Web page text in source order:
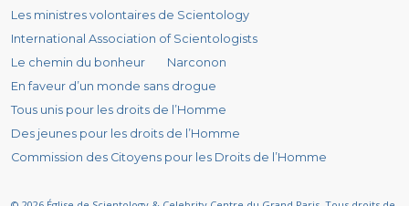
Les ministres volontaires de Scientology
International Association of Scientologists
Le chemin du bonheur
Narconon
En faveur d’un monde sans drogue
Tous unis pour les droits de l’Homme
Des jeunes pour les droits de l’Homme
Commission des Citoyens pour les Droits de l’Homme